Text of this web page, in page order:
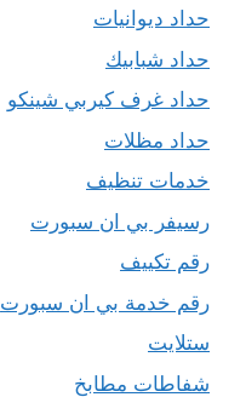
حداد ديوانيات
حداد شبابيك
حداد غرف كيربي شينكو
حداد مظلات
خدمات تنظيف
رسيفر بي ان سبورت
رقم تكييف
رقم خدمة بي ان سبورت
ستلايت
شفاطات مطابخ